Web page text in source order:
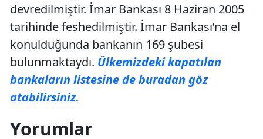
devredilmiştir. İmar Bankası 8 Haziran 2005
tarihinde feshedilmiştir. İmar Bankası’na el
konulduğunda bankanın 169 şubesi
bulunmaktaydı. Ülkemizdeki kapatılan
bankaların listesine de buradan göz
atabilirsiniz.
Yorumlar